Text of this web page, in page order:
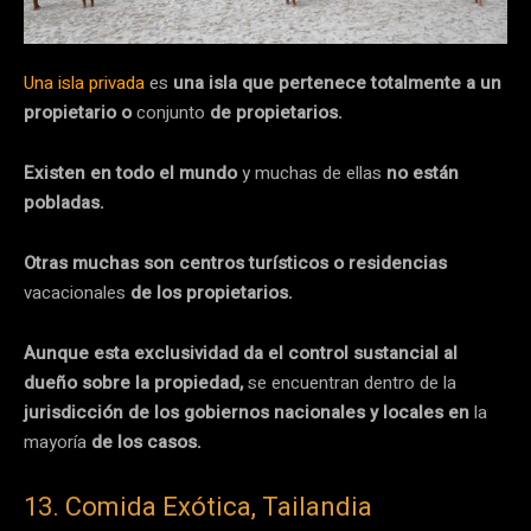
Una isla privada​es una isla que pertenece totalmente a un
propietario oconjunto de propietarios.
Existen en todo el mundoy muchas de ellas no están
pobladas.
Otras muchas son centros turísticos o residencias
vacacionales de los propietarios.
Aunque esta exclusividad da el control sustancial al
dueño sobre la propiedad,se encuentran dentro de la
jurisdicción de los gobiernos nacionales y locales enla
mayoría de los casos.
13. Comida Exótica, Tailandia